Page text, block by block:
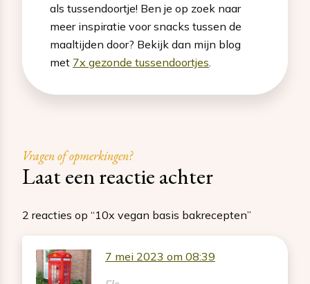
als tussendoortje! Ben je op zoek naar
meer inspiratie voor snacks tussen de
maaltijden door? Bekijk dan mijn blog
met 7x gezonde tussendoortjes
Vragen of opmerkingen?
Laat een reactie achter
2 reacties op “10x vegan basis bakrecepten”
7 mei 2023 om 08:39